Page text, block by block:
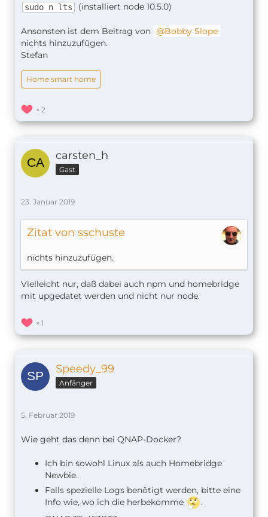
sudo n lts (installiert node 10.5.0)
Ansonsten ist dem Beitrag von
Bobby Slope
nichts hinzuzufügen.
Stefan
Home smart home
2
carsten_h
Gast
23. Januar 2019
Zitat von sschuste
nichts hinzuzufügen.
Vielleicht nur, daß dabei auch npm und homebridge
mit upgedatet werden und nicht nur node.
1
Speedy_99
Anfänger
5. Februar 2019
Wie geht das denn bei QNAP-Docker?
Ich bin sowohl Linux als auch Homebridge
Newbie.
Falls spezielle Logs benötigt werden, bitte eine
Info wie, wo ich die herbekomme
.